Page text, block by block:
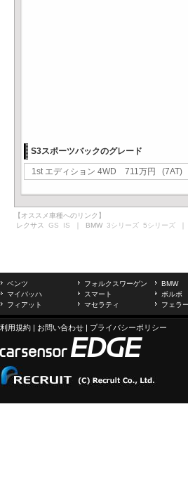
S3スポーツバックのグレード
1st エディション 4WD 711万円 (7AT)
【オススメ車種へのリンク】
レクサス GS IS ｜ BMW 3シリーズ 5シリーズ ｜
ベンツ フォルクスワーゲン BMW
マイバッハ
スマート ボルボ
フィアット
マセラティ フェラ
利用規約 | お問い合わせ | プライバシーポリシー